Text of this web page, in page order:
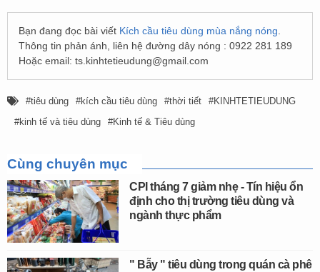
Bạn đang đọc bài viết Kích cầu tiêu dùng mùa nắng nóng
Thông tin phản ánh, liên hệ đường dây nóng : 0922 281 189
Hoặc email: ts.kinhtetieudung@gmail.com
tiêu dùng kích cầu tiêu dùng thời tiết
KINHTETIEUDUNG
kinh tế và tiêu dùng
Kinh tế & Tiêu dùng
Cùng chuyên mục
CPI tháng 7 giảm nhẹ - Tín hiệu ổn
định cho thị trường tiêu dùng và
ngành thực phẩm
" Bẫy " tiêu dùng trong quán cà phê